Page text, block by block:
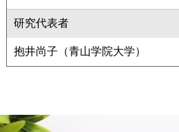
研究代表者
抱井尚子（青山学院大学）